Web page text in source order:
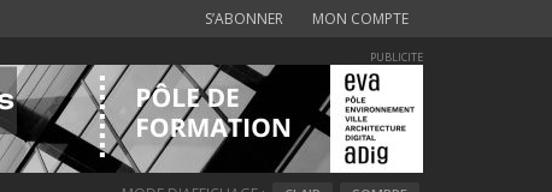
S’ABONNER MON COMPTE
PUBLICITE